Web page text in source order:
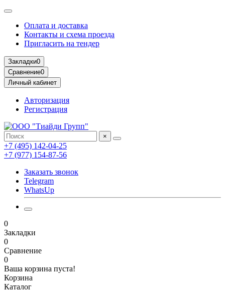
Оплата и доставка
Контакты и схема проезда
Пригласить на тендер
Закладки0
Сравнение0
Личный кабинет
Авторизация
Регистрация
×
+7 (495) 142-04-25
+7 (977) 154-87-56
Заказать звонок
Telegram
WhatsUp
0
Закладки
0
Сравнение
0
Ваша корзина пуста!
Корзина
Каталог